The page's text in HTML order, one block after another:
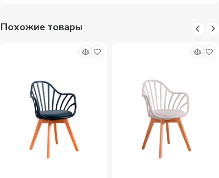
Похожие товары